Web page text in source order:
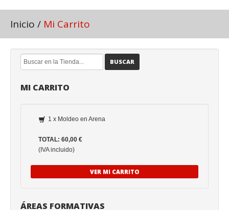
Inicio / Mi Carrito
BUSCAR
MI CARRITO
1 x Moldeo en Arena
TOTAL: 60,00 €
(IVA incluido)
VER MI CARRITO
ÁREAS FORMATIVAS